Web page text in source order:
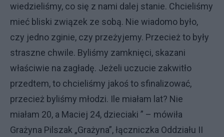
wiedzieliśmy, co się z nami dalej stanie. Chcieliśmy
mieć bliski związek ze sobą. Nie wiadomo było,
czy jedno zginie, czy przeżyjemy. Przecież to były
straszne chwile. Byliśmy zamknięci, skazani
właściwie na zagładę. Jeżeli uczucie zakwitło
przedtem, to chcieliśmy jakoś to sfinalizować,
przecież byliśmy młodzi. Ile miałam lat? Nie
miałam 20, a Maciej 24, dzieciaki ” – mówiła
Grażyna Pilszak „Grażyna”, łączniczka Oddziału II